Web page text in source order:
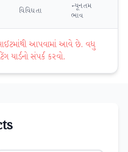
વિવિધતા
ન્યૂનતમ
ભાવ
આપવામાં આવે છે. વધુ
યાર્ડનો સંપર્ક કરવો.